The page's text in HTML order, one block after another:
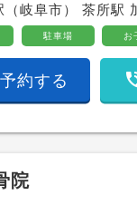
岐阜市） 茶所駅
駐車場 お
約する
院